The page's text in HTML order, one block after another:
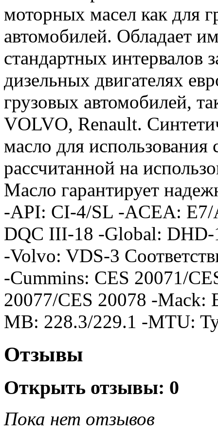
моторных масел как для
автомобилей. Обладает
стандартных интервалов
дизельных двигателях
грузовых автомобилей,
VOLVO, Renault.
масло для
рассчитанной на
Масло гарантирует
-API: CI-4/SL -ACEA:
DQC III-18 -Global:
-Volvo: VDS-3
-Cummins: CES 20071/
20077/CES 20078 -
MB: 228.3/229.1 -MTU:
Отзывы
Открыть отзывы: 0
Пока нет отзывов